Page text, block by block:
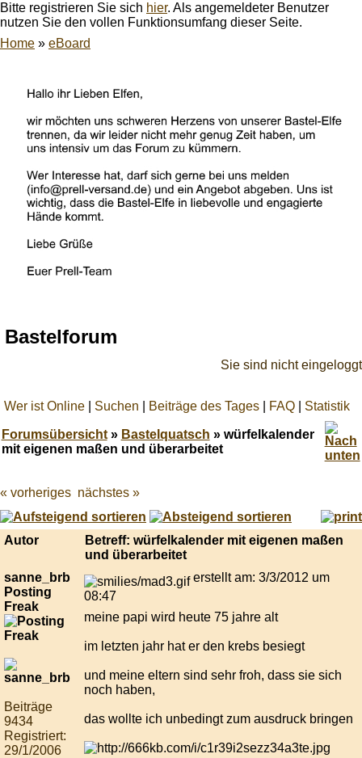
Bitte registrieren Sie sich hier. Als angemeldeter Benutzer
nutzen Sie den vollen Funktionsumfang dieser Seite.
Home » eBoard
Bastelforum
Sie sind nicht eingeloggt
Wer ist Online Suchen Beiträge des Tages FAQ Statistik
Forumsübersicht» Bastelquatsch » würfelkalender
mit eigenen maßen und überarbeitet
Best
online
live
casino
« vorheriges nächstes »
Autor
Betreff: würfelkalender mit eigenen maßen
und überarbeitet
sanne_brb
Posting
Freak
Beiträge
9434
Registriert:
29/1/2006
erstellt am: 3/3/2012 um
08:47
meine papi wird heute 75 jahre alt
im letzten jahr hat er den krebs besiegt
und meine eltern sind sehr froh, dass sie sich
noch haben,
das wollte ich unbedingt zum ausdruck bringen